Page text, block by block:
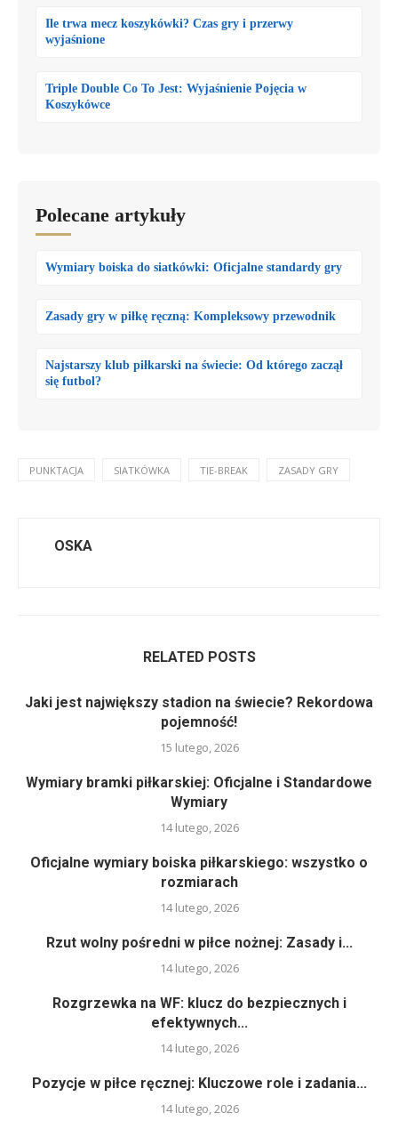
Ile trwa mecz koszykówki? Czas gry i przerwy
wyjaśnione
Triple Double Co To Jest: Wyjaśnienie Pojęcia w
Koszykówce
Polecane artykuły
Wymiary boiska do siatkówki: Oficjalne standardy gry
Zasady gry w piłkę ręczną: Kompleksowy przewodnik
Najstarszy klub piłkarski na świecie: Od którego zaczął
się futbol?
PUNKTACJA SIATKÓWKA TIE-BREAK ZASADY GRY
OSKA
RELATED POSTS
Jaki jest największy stadion na świecie? Rekordowa
pojemność!
15 lutego, 2026
Wymiary bramki piłkarskiej: Oficjalne i Standardowe
Wymiary
14 lutego, 2026
Oficjalne wymiary boiska piłkarskiego: wszystko o
rozmiarach
14 lutego, 2026
Rzut wolny pośredni w piłce nożnej: Zasady i...
14 lutego, 2026
Rozgrzewka na WF: klucz do bezpiecznych i
efektywnych...
14 lutego, 2026
Pozycje w piłce ręcznej: Kluczowe role i zadania...
14 lutego, 2026